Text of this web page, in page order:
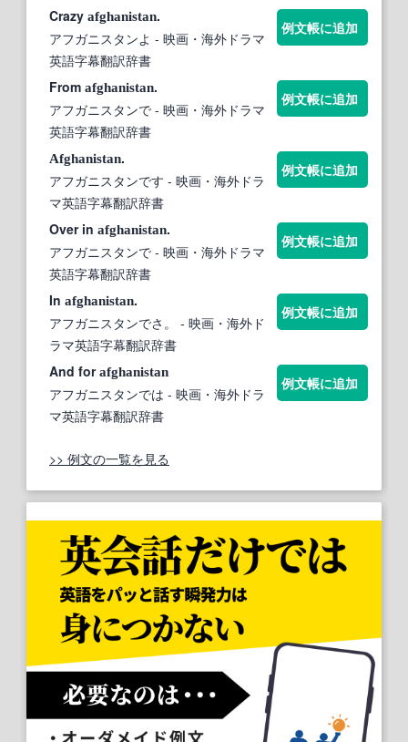
Crazy afghanistan.
アフガニスタンよ - 映画・海外ドラマ
英語字幕翻訳辞書
例文帳に追加
From afghanistan.
アフガニスタンで - 映画・海外ドラマ
英語字幕翻訳辞書
例文帳に追加
Afghanistan.
アフガニスタンです - 映画・海外ドラ
マ英語字幕翻訳辞書
例文帳に追加
Over in afghanistan.
アフガニスタンで - 映画・海外ドラマ
英語字幕翻訳辞書
例文帳に追加
In afghanistan.
アフガニスタンでさ。
- 映画・海外ド
ラマ英語字幕翻訳辞書
例文帳に追加
And forafghanistan
アフガニスタンでは - 映画・海外ドラ
マ英語字幕翻訳辞書
例文帳に追加
>> 例文の一覧を見る